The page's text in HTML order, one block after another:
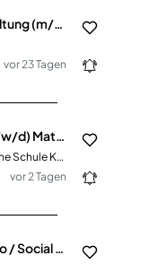
Duales Studium Verwaltung (m/w/d)
vor 23 Tagen
ProGenius Private Berufliche Schule Karlsruhe
vor 2 Tagen